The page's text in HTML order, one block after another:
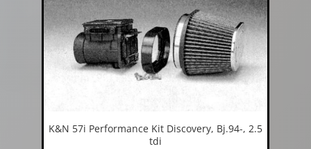
K&N 57i Performance Kit Discovery, Bj.94-, 2.5
tdi